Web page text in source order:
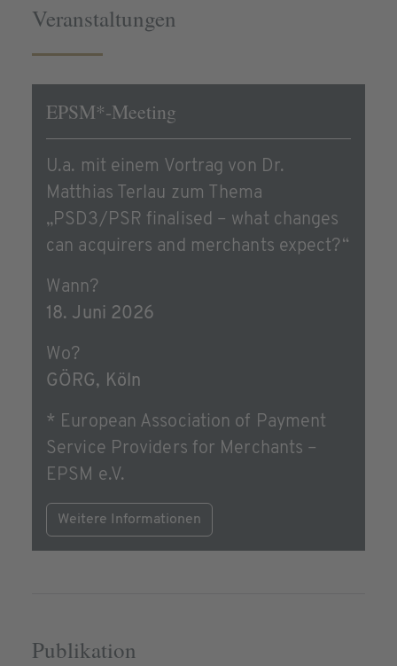
Veranstaltungen
EPSM*-Meeting
U.a. mit einem Vortrag von Dr.
Matthias Terlau zum Thema
„PSD3/PSR finalised – what changes
can acquirers and merchants expect?“
Wann?
18. Juni 2026
Wo?
GÖRG, Köln
* European Association of Payment
Service Providers for Merchants –
EPSM e.V.
Weitere Informationen
Publikation